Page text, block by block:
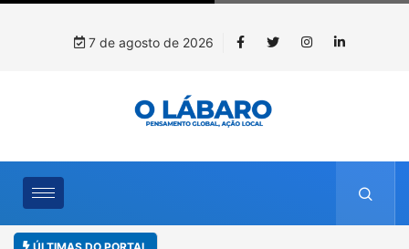
7 de agosto de 2026